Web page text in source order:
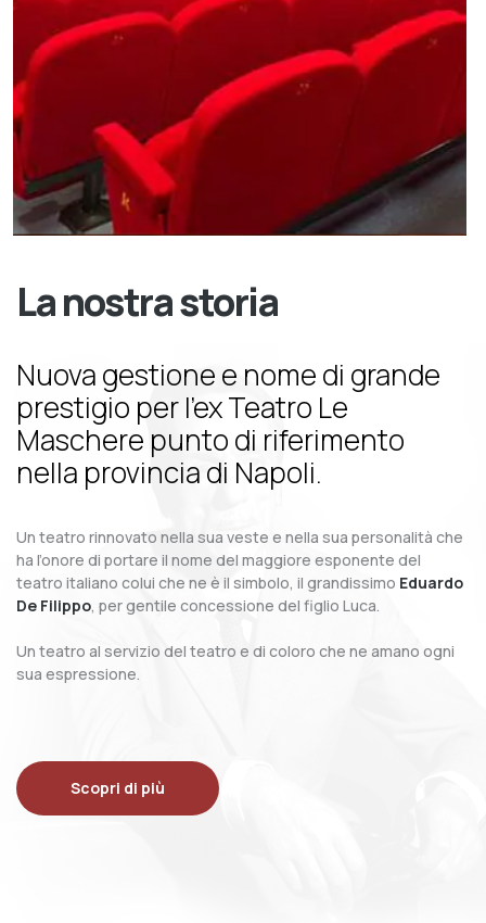
La nostra storia
Nuova gestione e nome di grande
prestigio per l’ex Teatro Le
Maschere punto di riferimento
nella provincia di Napoli.
Un teatro rinnovato nella sua veste e nella sua personalità che
ha l’onore di portare il nome del maggiore esponente del
teatro italiano colui che ne è il simbolo, il grandissimo Eduardo
De Filippo, per gentile concessione del figlio Luca.
Un teatro al servizio del teatro e di coloro che ne amano ogni
sua espressione.
Scopri di più